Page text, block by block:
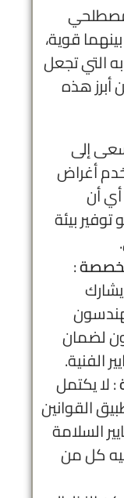
قوية،
التي تجعل
أبرز هذه
إلى
أغراض
أن
بيئة
:
لضمان
الفنية.
: لا يكتمل
القوانين
السلامة
كل من